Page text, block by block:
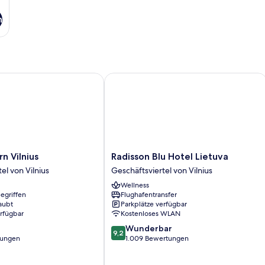
Vilnius
von Vilnius
Radisson
Blu
Hotel
Lietuva
Geschäftsviertel
von
Vilnius
Radisson Blu Hotel Lietuva
Geschäftsviertel von Vilnius
Wellness
Flughafentransfer
Parkplätze verfügbar
Kostenloses WLAN
9.2
von
9,2 Wunderbar
1.009 Bewertungen
Radisson Blu Hotel Lietuva